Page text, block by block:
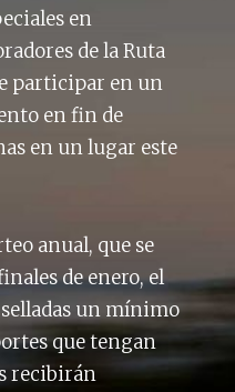
en
de la Ruta
participar en un
en fin de
en un lugar este
anual, que se
de enero, el
un mínimo
que tengan
recibirán